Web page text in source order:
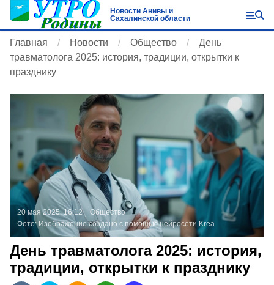
Новости Анивы и
Сахалинской области
Главная Новости Общество
День
травматолога 2025: история, традиции, открытки к
празднику
20 мая 2025, 16:12
Общество
Фото: Изображение создано с помощью нейросети Krea
День травматолога 2025: история,
традиции, открытки к празднику